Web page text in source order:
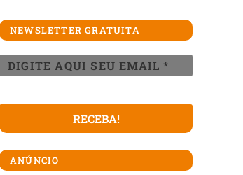
NEWSLETTER GRATUITA
ANÚNCIO